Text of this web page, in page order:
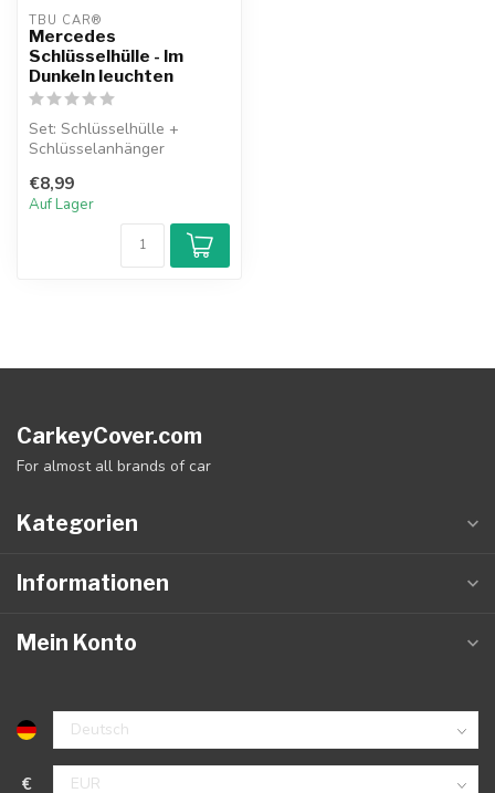
TBU CAR®
Mercedes
Schlüsselhülle - Im
Dunkeln leuchten
Set: Schlüsselhülle +
Schlüsselanhänger
€8,99
Auf Lager
CarkeyCover.com
For almost all brands of car
Kategorien
Informationen
Mein Konto
€